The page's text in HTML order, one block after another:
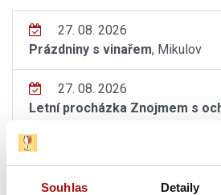
Souhlas Detaily
27. 08. 2026
Prázdniny s vinařem, Mikulov
27. 08. 2026
Letní procházka Znojmem s
27. 08. 2026
Zlatá hodinka v Mikrosvínu,